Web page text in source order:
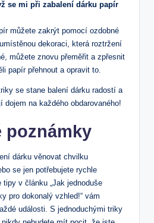
se mi při zabalení dárku papír
můžete zakrýt pomocí ozdobné
dekoraci, která roztržení
můžete znovu přeměřit a zpřesnit
papír přehnout a opravit to.
se stane balení dárku radostí a
na každého obdarovaného!
poznámky
dárku věnovat chvilku
se jen potřebujete rychle
v článku „Jak jednoduše
pro dokonalý vzhled!“ vám
události. S jednoduchými triky